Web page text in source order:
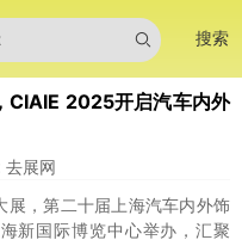
搜索
CIAIE 2025开启汽车内外
去展网
，第二十届上海汽车内外饰
新国际博览中心举办，汇聚